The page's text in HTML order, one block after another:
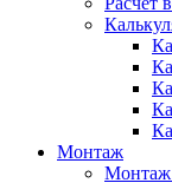
Монтаж
Монтаж